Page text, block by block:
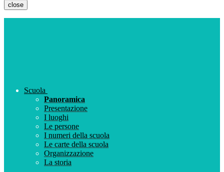
close
Scuola
Panoramica
Presentazione
I luoghi
Le persone
I numeri della scuola
Le carte della scuola
Organizzazione
La storia